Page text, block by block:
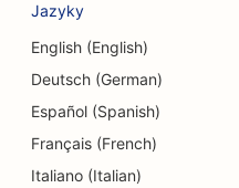
Jazyky
English (English)
Deutsch (German)
Español (Spanish)
Français (French)
Italiano (Italian)